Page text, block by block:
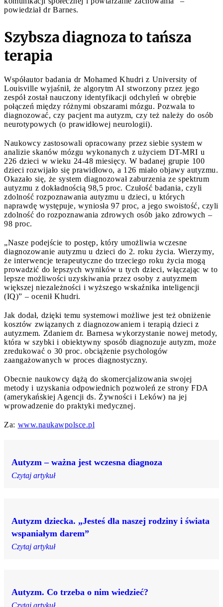
powiedział dr Barnes.
Szybsza diagnoza to tańsza
terapia
Współautor badania dr Mohamed Khudri z University of
Louisville wyjaśnił, że algorytm AI stworzony przez jego
zespół został nauczony identyfikacji odchyleń w obrębie
połączeń między różnymi obszarami mózgu. Pozwala to
diagnozować, czy pacjent ma autyzm, czy też należy do osób
neurotypowych (o prawidłowej neurologii).
Naukowcy zastosowali opracowany przez siebie system w
analizie skanów mózgu wykonanych z użyciem DT-MRI u
226 dzieci w wieku 24-48 miesięcy. W badanej grupie 100
dzieci rozwijało się prawidłowo, a 126 miało objawy autyzmu.
Okazało się, że system diagnozował zaburzenia ze spektrum
autyzmu z dokładnością 98,5 proc. Czułość badania, czyli
zdolność rozpoznawania autyzmu u dzieci, u których
naprawdę występuje, wyniosła 97 proc, a jego swoistość, czyli
zdolność do rozpoznawania zdrowych osób jako zdrowych –
98 proc.
„Nasze podejście to postęp, który umożliwia wczesne
diagnozowanie autyzmu u dzieci do 2. roku życia. Wierzymy,
że interwencje terapeutyczne do trzeciego roku życia mogą
prowadzić do lepszych wyników u tych dzieci, włączając w to
lepsze możliwości uzyskiwania przez osoby z autyzmem
większej niezależności i wyższego wskaźnika inteligencji
(IQ)” – ocenił Khudri.
Jak dodał, dzięki temu systemowi możliwe jest też obniżenie
kosztów związanych z diagnozowaniem i terapią dzieci z
autyzmem. Zdaniem dr. Barnesa wykorzystanie nowej metody,
która w szybki i obiektywny sposób diagnozuje autyzm, może
zredukować o 30 proc. obciążenie psychologów
zaangażowanych w proces diagnostyczny.
Obecnie naukowcy dążą do skomercjalizowania swojej
metody i uzyskania odpowiednich pozwoleń ze strony FDA
(amerykańskiej Agencji ds. Żywności i Leków) na jej
wprowadzenie do praktyki medycznej.
Za: www.naukawpolsce.pl
Autyzm – ważna jest wczesna diagnoza
Czytaj artykuł
Autyzm dziecka. „Jesteś dla naszej rodziny i świata
wspaniałym darem”
Czytaj artykuł
Autyzm. Co trzeba o nim wiedzieć?
Czytaj artykuł